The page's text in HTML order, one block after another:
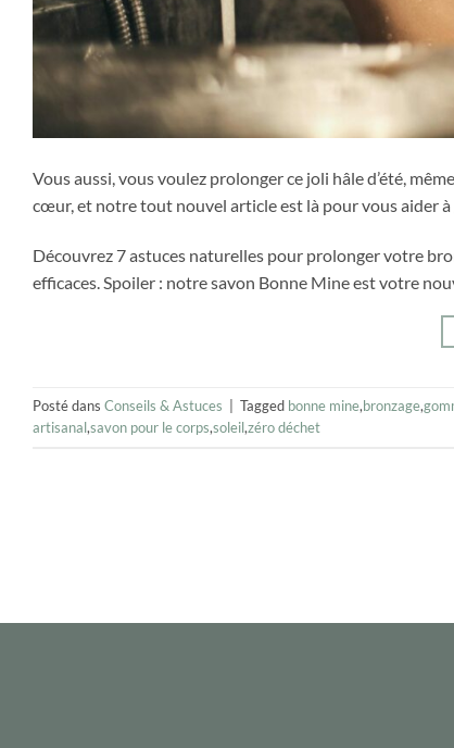
Vous aussi, vous voulez prolonger ce joli hâle d’été,
cœur, et notre tout nouvel article est là pour vous aider
Découvrez 7 astuces naturelles pour prolonger votre
efficaces. Spoiler : notre savon Bonne Mine est votre
Posté dans Conseils & Astuces Tagged bonne mine,bronzage,
artisanal,savon pour le corps,soleil,zéro déchet